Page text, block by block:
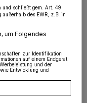
und Dienstag
Unbekannte in
aus Messing.
und schließt gem. Art. 49
außerhalb des EWR, z.B. in
um Folgendes
zur Identifikation
auf einem Endgerät.
und der
Entwicklung und